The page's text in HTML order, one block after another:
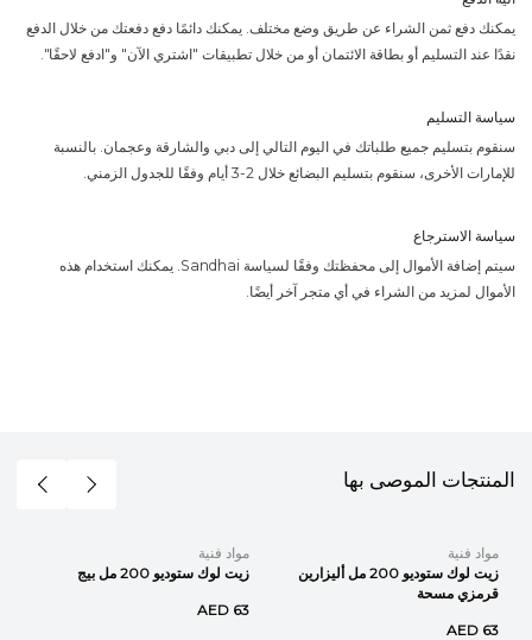
يمكنك دفع ثمن الشراء عن طريق وضع مختلف. يمكنك دائمًا دفع دفعتك من خلال الدفع
نقدًا عند التسليم أو بطاقة الائتمان أو من خلال تطبيقات "اشتري الآن" و"ادفع لاحقًا".
سياسة التسليم
سنقوم بتسليم جميع طلباتك في اليوم التالي إلى دبي والشارقة وعجمان. بالنسبة
للإمارات الأخرى، سنقوم بتسليم البضائع خلال 2-3 أيام وفقًا للجدول الزمني.
سياسة الاسترجاع
سيتم إضافة الأموال إلى محفظتك وفقًا لسياسة Sandhai. يمكنك استخدام هذه
الأموال لمزيد من الشراء في أي متجر آخر أيضًا.
المنتجات الموصى بها
مواد فنية
زيت لوك ستوديو 200 مل أليزارين
قرمزي مسحة
AED 63
مواد فنية
زيت لوك ستوديو 200 مل بيج
AED 63